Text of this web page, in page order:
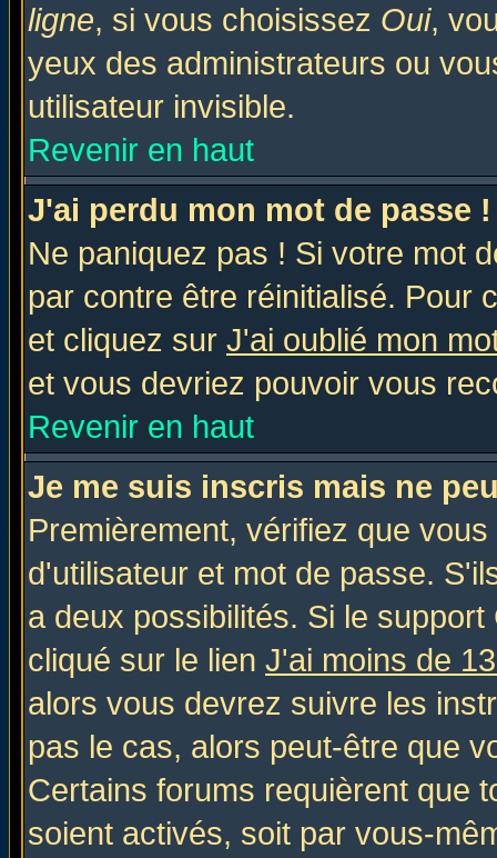
ligne, si vous choisissez Oui,
yeux des administrateurs ou
utilisateur invisible.
Revenir en haut
J'ai perdu mon mot de passe !
Ne paniquez pas ! Si votre mot
par contre être réinitialisé. Pour
et cliquez sur J'ai oublié mon
et vous devriez pouvoir vous
Revenir en haut
Je me suis inscris mais ne
Premièrement, vérifiez que
d'utilisateur et mot de passe.
a deux possibilités. Si le
cliqué sur le lien J'ai moins de
alors vous devrez suivre les
pas le cas, alors peut-être que
Certains forums requièrent que
soient activés, soit par vous-